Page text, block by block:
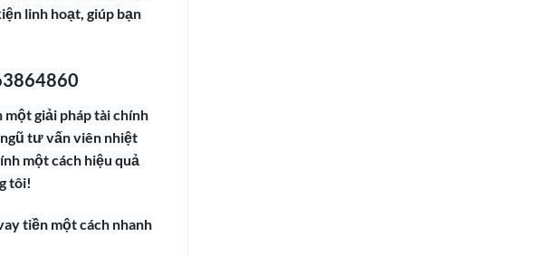
linh hoạt, giúp bạn
một giải pháp tài chính
tư vấn viên nhiệt
một cách hiệu quả
tôi!
tiền một cách nhanh